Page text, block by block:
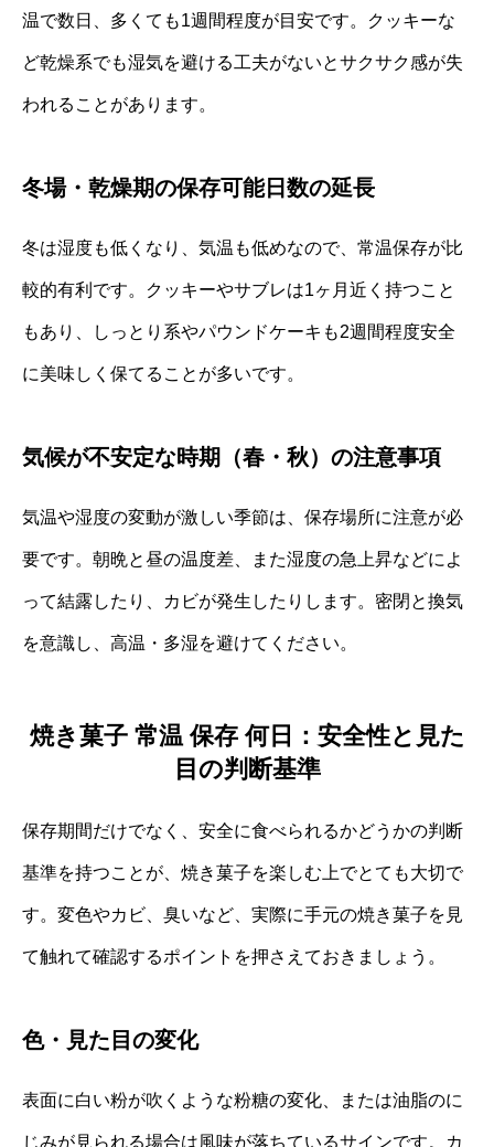
温で数日、多くても1週間程度が目安です。クッキーな
ど乾燥系でも湿気を避ける工夫がないとサクサク感が失
われることがあります。
冬場・乾燥期の保存可能日数の延長
冬は湿度も低くなり、気温も低めなので、常温保存が比
較的有利です。クッキーやサブレは1ヶ月近く持つこと
もあり、しっとり系やパウンドケーキも2週間程度安全
に美味しく保てることが多いです。
気候が不安定な時期（春・秋）の注意事項
気温や湿度の変動が激しい季節は、保存場所に注意が必
要です。朝晩と昼の温度差、また湿度の急上昇などによ
って結露したり、カビが発生したりします。密閉と換気
を意識し、高温・多湿を避けてください。
焼き菓子 常温 保存 何日：安全性と見た
目の判断基準
保存期間だけでなく、安全に食べられるかどうかの判断
基準を持つことが、焼き菓子を楽しむ上でとても大切で
す。変色やカビ、臭いなど、実際に手元の焼き菓子を見
て触れて確認するポイントを押さえておきましょう。
色・見た目の変化
表面に白い粉が吹くような粉糖の変化、または油脂のに
じみが見られる場合は風味が落ちているサインです。カ